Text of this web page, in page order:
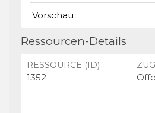
Vorschau
Ressourcen-Details
RESSOURCE (ID)
1352